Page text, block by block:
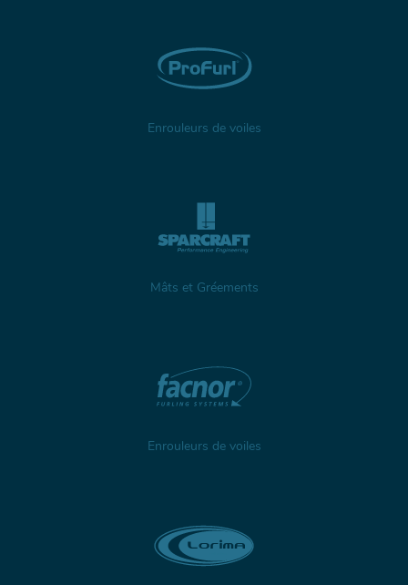
Enrouleurs de voiles
Mâts et Gréements
Enrouleurs de voiles